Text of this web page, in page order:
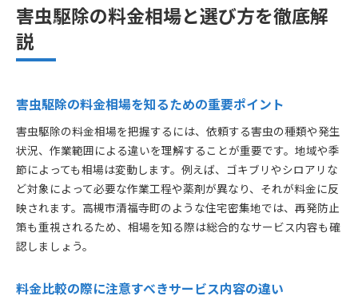
害虫駆除の料金相場と選び方を徹底解
説
害虫駆除の料金相場を知るための重要ポイント
害虫駆除の料金相場を把握するには、依頼する害虫の種類や発生
状況、作業範囲による違いを理解することが重要です。地域や季
節によっても相場は変動します。例えば、ゴキブリやシロアリな
ど対象によって必要な作業工程や薬剤が異なり、それが料金に反
映されます。高槻市清福寺町のような住宅密集地では、再発防止
策も重視されるため、相場を知る際は総合的なサービス内容も確
認しましょう。
料金比較の際に注意すべきサービス内容の違い